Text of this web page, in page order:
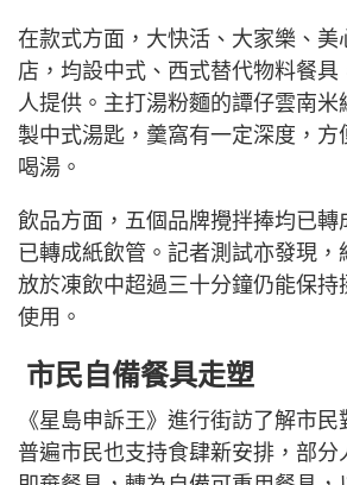
在款式方面，大快活、大家樂、美
店，均設中式、西式替代物料餐具
人提供。主打湯粉麵的譚仔雲南米
製中式湯匙，羹窩有一定深度，方
喝湯。
飲品方面，五個品牌攪拌捧均已轉
已轉成紙飲管。記者測試亦發現，
放於凍飲中超過三十分鐘仍能保持
使用。
市民自備餐具走塑
《星島申訴王》進行街訪了解市
普遍市民也支持食肆新安排，部分